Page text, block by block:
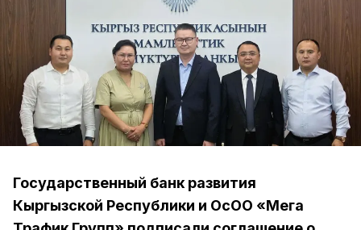
Государственный банк развития
Кыргызской Республики и ОсОО «Мега